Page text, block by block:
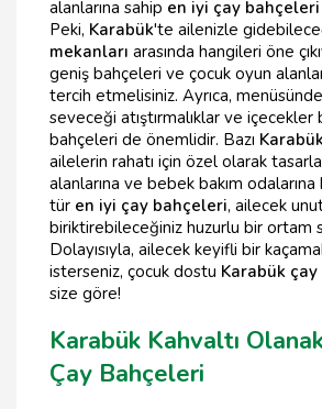
alanlarına sahip en iyi çay bahçeleri
Peki, Karabük'te ailenizle
mekanları arasında hangileri öne
geniş bahçeleri ve çocuk oyun
tercih etmelisiniz. Ayrıca,
seveceği atıştırmalıklar ve içecekler
bahçeleri de önemlidir. Bazı
ailelerin rahatı için özel olarak
alanlarına ve bebek bakım
tür en iyi çay bahçeleri, ailecek
biriktirebileceğiniz huzurlu bir ortam
Dolayısıyla, ailecek keyifli bir
isterseniz, çocuk dostu Karabük
size göre!
Karabük Kahvaltı
Çay Bahçeleri